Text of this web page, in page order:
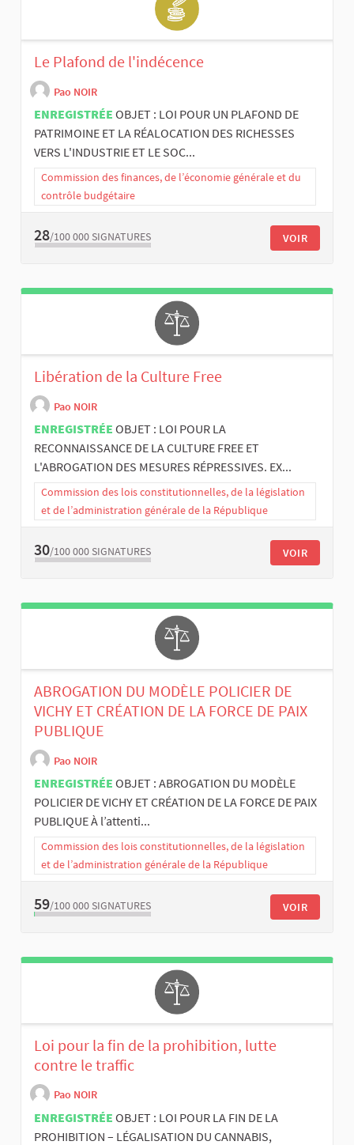
Le Plafond de l'indécence
Pao NOIR
ENREGISTRÉE OBJET : LOI POUR UN PLAFOND DE
PATRIMOINE ET LA RÉALOCATION DES RICHESSES
VERS L'INDUSTRIE ET LE SOC...
Commission des finances, de l’économie générale et du
contrôle budgétaire
28/100 000 SIGNATURES VOIR
Libération de la Culture Free
Pao NOIR
ENREGISTRÉE OBJET : LOI POUR LA
RECONNAISSANCE DE LA CULTURE FREE ET
L'ABROGATION DES MESURES RÉPRESSIVES. EX...
Commission des lois constitutionnelles, de la législation
et de l’administration générale de la République
30/100 000 SIGNATURES VOIR
ABROGATION DU MODÈLE POLICIER DE
VICHY ET CRÉATION DE LA FORCE DE PAIX
PUBLIQUE
Pao NOIR
ENREGISTRÉE OBJET : ABROGATION DU MODÈLE
POLICIER DE VICHY ET CRÉATION DE LA FORCE DE PAIX
PUBLIQUE À l’attenti...
Commission des lois constitutionnelles, de la législation
et de l’administration générale de la République
59/100 000 SIGNATURES VOIR
Loi pour la fin de la prohibition, lutte
contre le traffic
Pao NOIR
ENREGISTRÉE OBJET : LOI POUR LA FIN DE LA
PROHIBITION – LÉGALISATION DU CANNABIS,